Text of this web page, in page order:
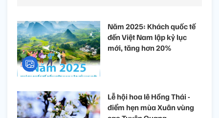
Năm 2025: Khách quốc tế
đến Việt Nam lập kỷ lục
mới, tăng hơn 20%
Lễ hội hoa lê Hồng Thái -
điểm hẹn mùa Xuân vùng